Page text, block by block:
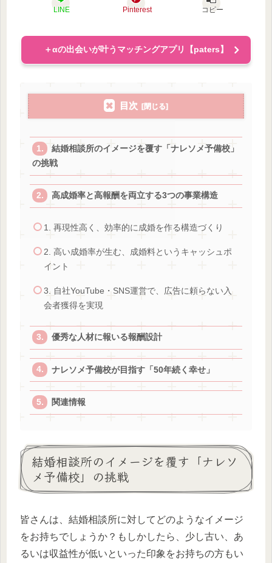
LINE Pinterest コピー
＋αの出会いが叶うマッチングアプリ【paters】
目次
結婚相談所のイメージを覆す「ナレソメ予備校」
の挑戦
高成婚率と高報酬を両立する3つの事業構造
1. 再現性高く、効率的に成婚を作る構造づくり
2. 高い成婚率が生む、成婚料というキャッシュポ
イント
3. 自社YouTube・SNS運営で、広告に頼らない入
会者獲得を実現
優秀な人材に報いる報酬設計
ナレソメ予備校が目指す「50年続く幸せ」
関連情報
結婚相談所のイメージを覆す「ナレソ
メ予備校」の挑戦
皆さんは、結婚相談所に対してどのようなイメージ
をお持ちでしょうか？もしかしたら、少し古い、あ
るいは収益性が低いといった印象をお持ちの方もい